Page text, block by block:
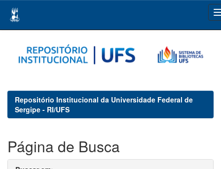
navigation
Repositório Institucional da Universidade Federal de
Sergipe - RI/UFS
Página de Busca